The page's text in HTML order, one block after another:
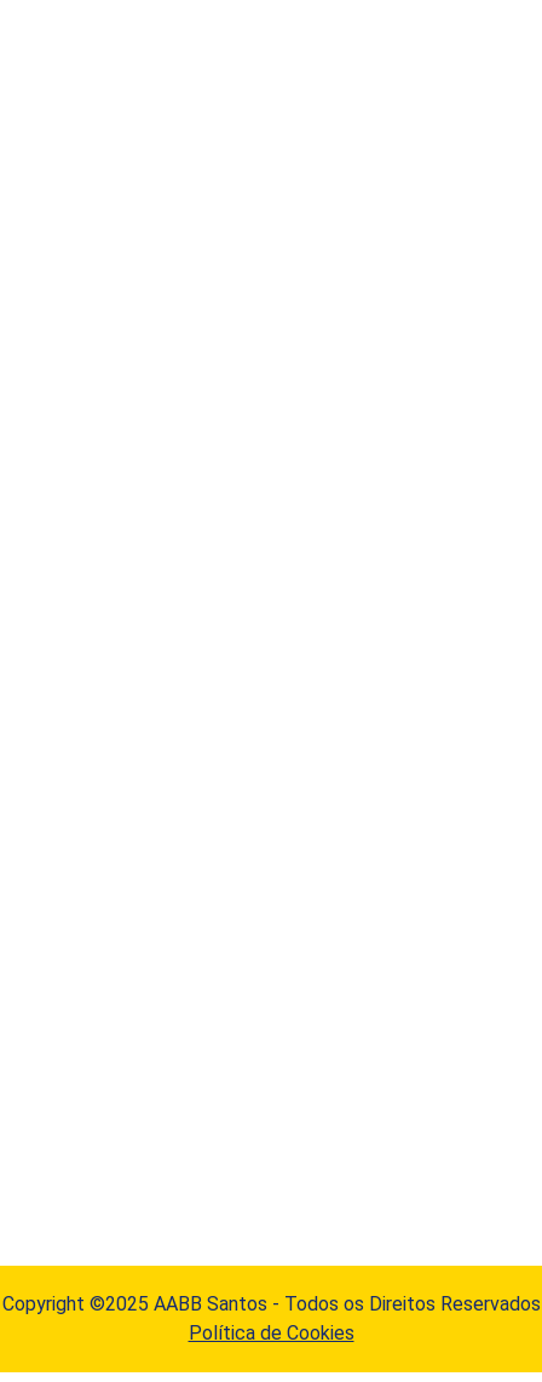
Copyright ©2025 AABB Santos - Todos os Direitos Reservados
Política de Cookies